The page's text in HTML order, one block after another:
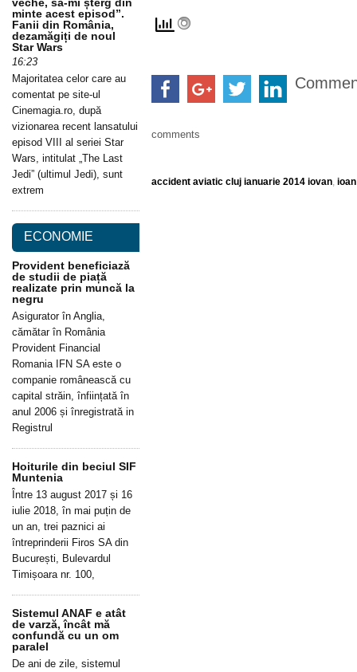
comments
accident aviatic cluj ianuarie 2014 iovan,
minte acest episod”.
Fanii din România,
dezamăgiți de noul
Star Wars
16:23
Majoritatea celor care au
comentat pe site-ul
Cinemagia.ro, după
vizionarea recent lansatului
episod VIII al seriei Star
Wars, intitulat „The Last
Jedi” (ultimul Jedi), sunt
extrem
ECONOMIE
Provident beneficiază
de studii de piață
realizate prin muncă la
negru
Asigurator în Anglia,
cămătar în România
Provident Financial
Romania IFN SA este o
companie românească cu
capital străin, înființată în
anul 2006 și înregistrată in
Registrul
Hoiturile din beciul SIF
Muntenia
Între 13 august 2017 și 16
iulie 2018, în mai puțin de
un an, trei paznici ai
întreprinderii Firos SA din
București, Bulevardul
Timișoara nr. 100,
Sistemul ANAF e atât
de varză, încât mă
confundă cu un om
paralel
De ani de zile, sistemul